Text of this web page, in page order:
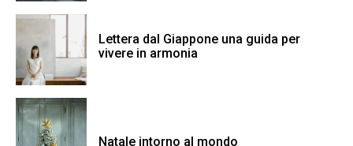
Lettera dal Giappone una guida per
vivere in armonia
Natale intorno al mondo